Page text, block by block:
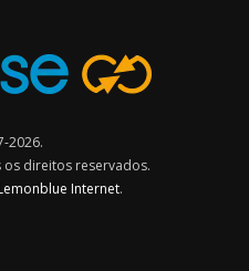
2026.
os direitos reservados.
Internet.